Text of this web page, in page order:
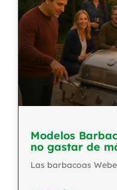
Modelos
no gastar de
Las barbacoas